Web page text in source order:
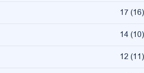
17 (16)
14 (10)
12 (11)